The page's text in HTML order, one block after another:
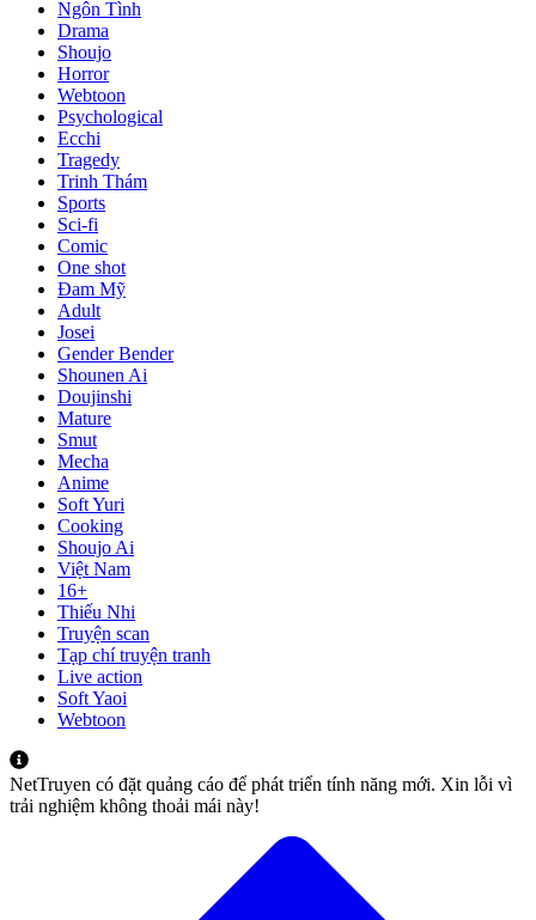
Ngôn Tình
Drama
Shoujo
Horror
Webtoon
Psychological
Ecchi
Tragedy
Trinh Thám
Sports
Sci-fi
Comic
One shot
Đam Mỹ
Adult
Josei
Gender Bender
Shounen Ai
Doujinshi
Mature
Smut
Mecha
Anime
Soft Yuri
Cooking
Shoujo Ai
Việt Nam
16+
Thiếu Nhi
Truyện scan
Tạp chí truyện tranh
Live action
Soft Yaoi
Webtoon
NetTruyen có đặt quảng cáo để phát triển tính năng mới. Xin lỗi vì
trải nghiệm không thoải mái này!